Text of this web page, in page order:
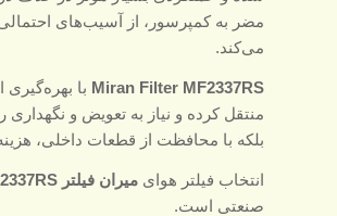
مضر به کمپرسور، از آسیب‌های
می‌کند.
Miran Filter MF2337RS با بهره‌گیری
منتقل کرده و نیاز به تعویض و
بلکه با محافظت از قطعات داخلی،
انتخاب فیلتر هوای میران فیلتر MF2337RS
صنعتی است.